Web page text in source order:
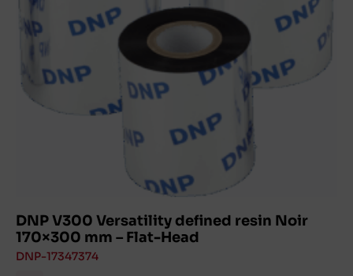
DNP V300 Versatility defined resin Noir
170×300 mm – Flat-Head
DNP-17347374